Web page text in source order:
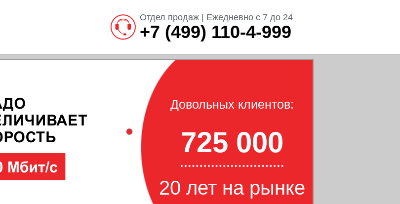
Отдел продаж | Ежедневно с 7 до 24
+7 (499) 110-4-999
Довольных клиентов:
725 000
20 лет на рынке